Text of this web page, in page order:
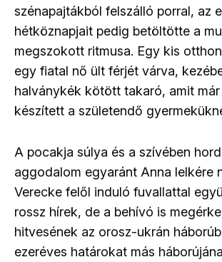
szénapajtákból felszálló porral, az
hétköznapjait pedig betöltötte a
megszokott ritmusa. Egy kis
egy fiatal nő ült férjét várva,
halványkék kötött takaró, amit
készített a születendő
A pocakja súlya és a szívében
aggodalom egyaránt Anna lelkére
Verecke felől induló fuvallattal
rossz hírek, de a behívó is
hitvesének az orosz-ukrán
ezeréves határokat más